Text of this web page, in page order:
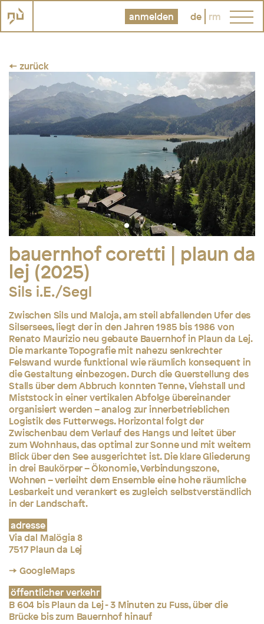
anmelden de rm
← zurück
bauernhof coretti | plaun da
lej (2025)
Sils i.E./Segl
Zwischen Sils und Maloja, am steil abfallenden Ufer des
Silsersees, liegt der in den Jahren 1985 bis 1986 von
Renato Maurizio neu gebaute Bauernhof in Plaun da Lej.
Die markante Topografie mit nahezu senkrechter
Felswand wurde funktional wie räumlich konsequent in
die Gestaltung einbezogen. Durch die Querstellung des
Stalls über dem Abbruch konnten Tenne, Viehstall und
Miststock in einer vertikalen Abfolge übereinander
organisiert werden – analog zur innerbetrieblichen
Logistik des Futterwegs. Horizontal folgt der
Zwischenbau dem Verlauf des Hangs und leitet über
zum Wohnhaus, das optimal zur Sonne und mit weitem
Blick über den See ausgerichtet ist. Die klare Gliederung
in drei Baukörper – Ökonomie, Verbindungszone,
Wohnen – verleiht dem Ensemble eine hohe räumliche
Lesbarkeit und verankert es zugleich selbstverständlich
in der Landschaft.
adresse
Via dal Malögia 8
7517 Plaun da Lej
→ GoogleMaps
öffentlicher verkehr
B 604 bis Plaun da Lej - 3 Minuten zu Fuss, über die
Brücke bis zum Bauernhof hinauf